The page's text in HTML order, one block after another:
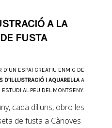
A LA
FUSTA
ESPAI CREATIU ENMIG DE
D’IL·LUSTRACIÓ I AQUAREL·LAA
AL PEU DEL MONTSENY.
cada dilluns, obro les
de fusta a Cànoves